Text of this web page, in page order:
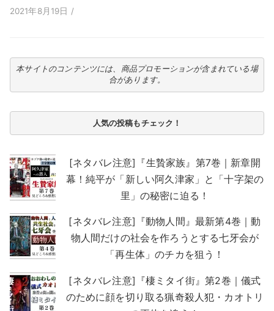
2021年8月19日 /
本サイトのコンテンツには、商品プロモーションが含まれている場
合があります。
人気の投稿もチェック！
[ネタバレ注意]『生贄家族』第7巻｜新章開
幕！純平が「新しい阿久津家」と「十字架の
里」の秘密に迫る！
[ネタバレ注意]『動物人間』最新第4巻｜動
物人間だけの社会を作ろうとする七牙会が
「再生体」のチカを狙う！
[ネタバレ注意]『棲ミタイ街』第2巻｜儀式
のために顔を切り取る猟奇殺人犯・カオトリ